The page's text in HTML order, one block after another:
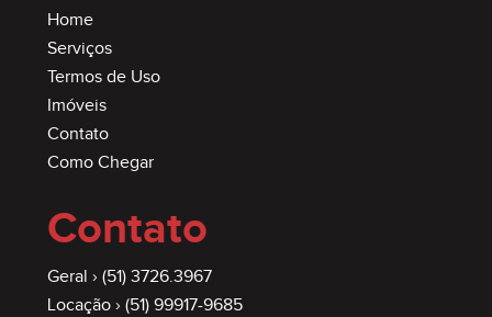
Home
Serviços
Termos de Uso
Imóveis
Contato
Como Chegar
Contato
Geral › (51) 3726.3967
Locação › (51) 99917-9685